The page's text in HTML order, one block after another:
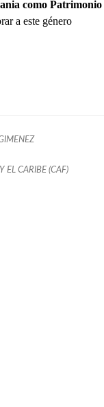
como Patrimonio
a este género
EL CARIBE (CAF)